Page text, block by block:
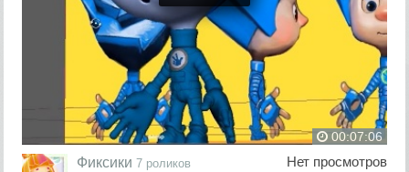
00:07:06
Фиксики 7 роликов Нет просмотров